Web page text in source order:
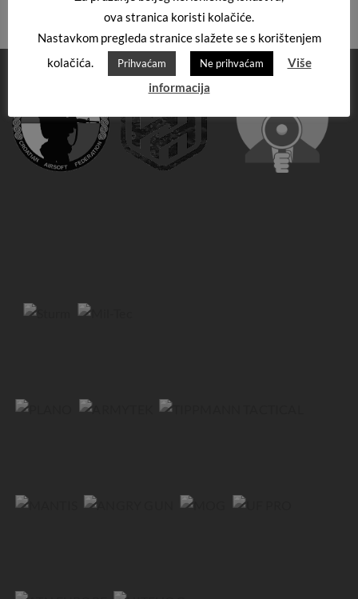
ova stranica koristi kolačiće.
Nastavkom pregleda stranice slažete se s korištenjem
kolačića.
Prihvaćam Ne prihvaćam
Više
informacija